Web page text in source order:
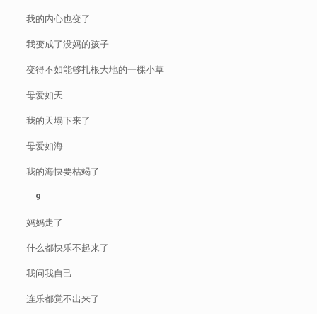
我的内心也变了
我变成了没妈的孩子
变得不如能够扎根大地的一棵小草
母爱如天
我的天塌下来了
母爱如海
我的海快要枯竭了
9
妈妈走了
什么都快乐不起来了
我问我自己
连乐都觉不出来了